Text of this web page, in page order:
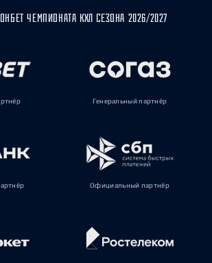
ЧЕМПИОНАТА КХЛ СЕЗОНА 2026/2027
Генеральный партнёр
Официальный партнёр